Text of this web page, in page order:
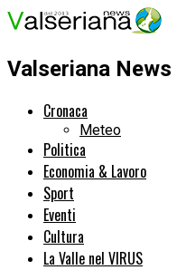
Valseriana News
Cronaca
Meteo
Politica
Economia & Lavoro
Sport
Eventi
Cultura
La Valle nel VIRUS